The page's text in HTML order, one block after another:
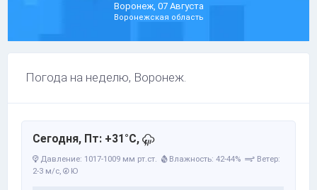
Воронеж, 07 Августа
Воронежская область
Погода на неделю, Воронеж.
Сегодня, Пт: +31°C,
Давление: 1017-1009 мм рт.ст. Влажность: 42-44%
Ветер:
2-3 м/с, Ю